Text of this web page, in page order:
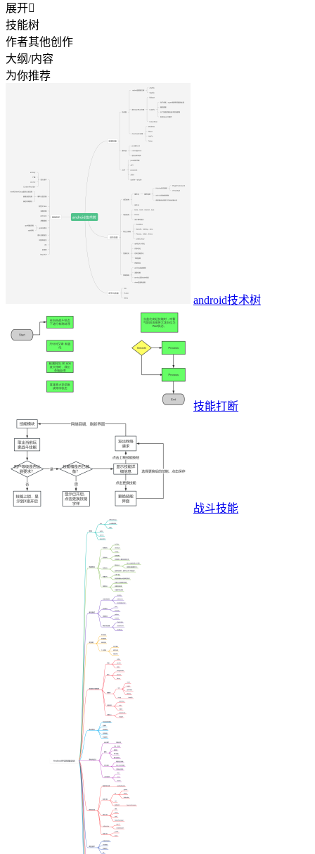
展开
技能树
作者其他创作
大纲/内容
为你推荐
android技术树
技能打断
战斗技能